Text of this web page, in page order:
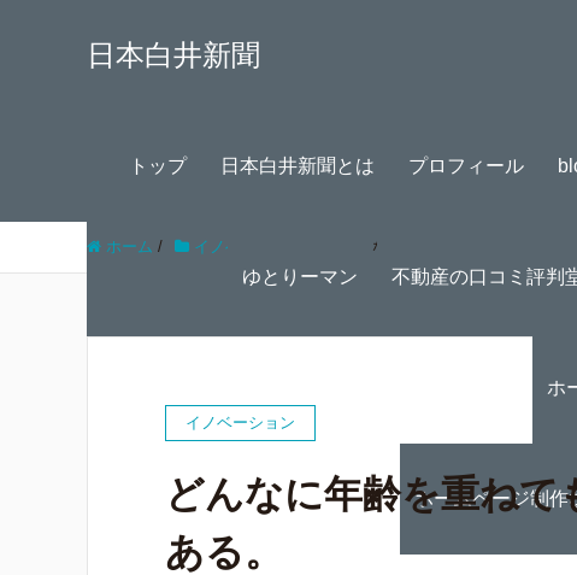
日本白井新聞
トップ 日本白井新聞とは プロフィール
ゆとりーマン 不動産の口コミ評判
ホ
ホームページ制作
ホーム / イノベーション どんなに年齢を重ねても記憶力
イノベーション
どんなに年齢を重ね
ある。